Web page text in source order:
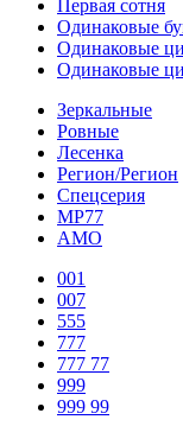
Первая сотня
Одинаковые
Одинаковые
Одинаковые
Зеркальные
Ровные
Лесенка
Регион/Регион
Спецсерия
МР77
АМО
001
007
555
777
777 77
999
999 99